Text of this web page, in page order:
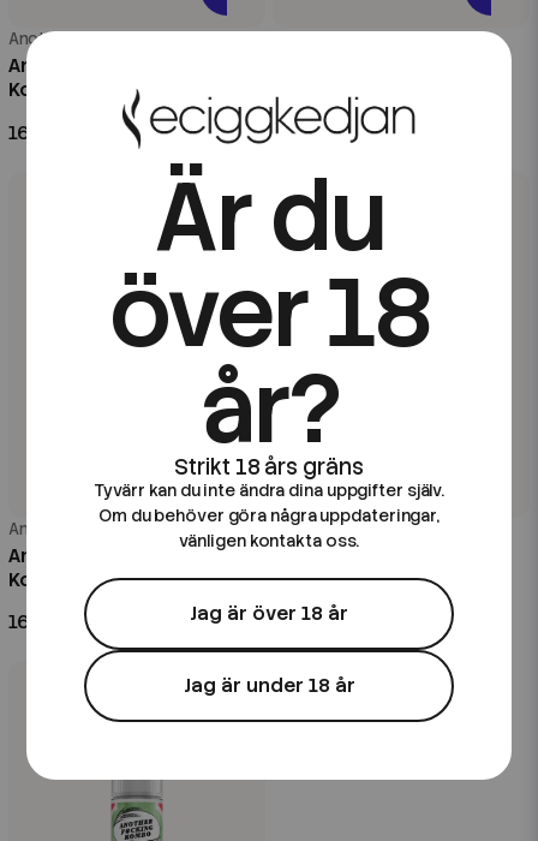
Another
Another | Cookie | 60ml
Kombofill
169 kr
169 kr
Another
Another | Tart | 60ml
Kombofill
169 kr
Another
Another | Komplett Pack |
6st*Shortfill 100ml
599 kr
Är du
över 18
år?
Tyvärr kan du inte ändra dina uppgifter själv.
Om du behöver göra några uppdateringar,
vänligen kontakta oss.
Jag är över 18 år
Jag är under 18 år